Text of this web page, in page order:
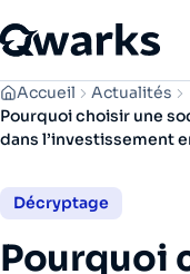
Accueil
Actualités
Pourquoi choisir une
dans l’investissement
Décryptage
Pourquoi